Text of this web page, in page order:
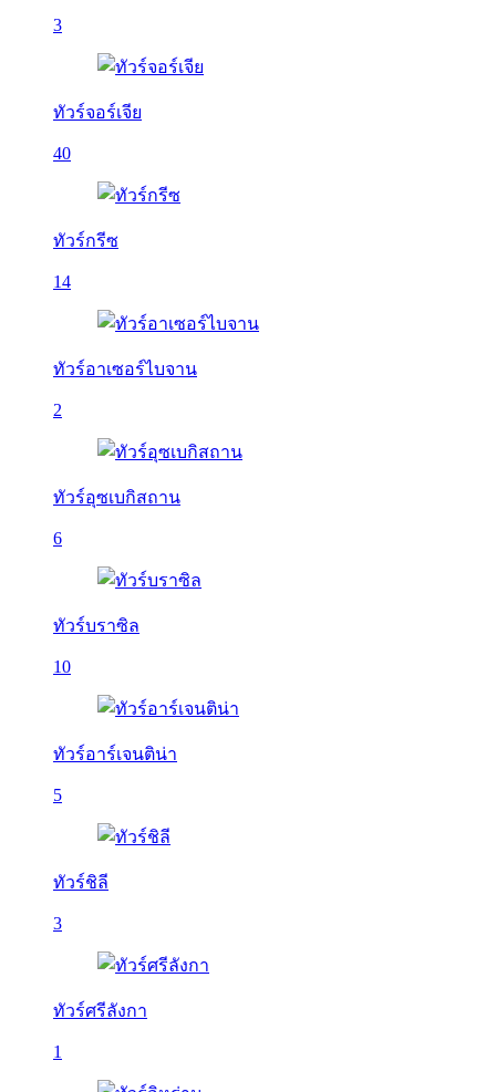
3
ทัวร์จอร์เจีย
40
ทัวร์กรีซ
14
ทัวร์อาเซอร์ไบจาน
2
ทัวร์อุซเบกิสถาน
6
ทัวร์บราซิล
10
ทัวร์อาร์เจนติน่า
5
ทัวร์ชิลี
3
ทัวร์ศรีลังกา
1